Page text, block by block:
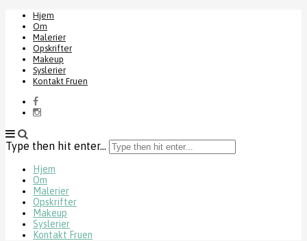
Hjem
Om
Malerier
Opskrifter
Makeup
Syslerier
Kontakt Fruen
Type then hit enter...
Hjem
Om
Malerier
Opskrifter
Makeup
Syslerier
Kontakt Fruen